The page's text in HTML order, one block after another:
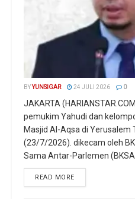
BYYUNSIGAR 24 JULI 2026 0
JAKARTA
pemukim Yahudi dan
Masjid Al-Aqsa di Yerusalem
(23/7/2026). dikecam oleh
Sama Antar-Parlemen
READ MORE